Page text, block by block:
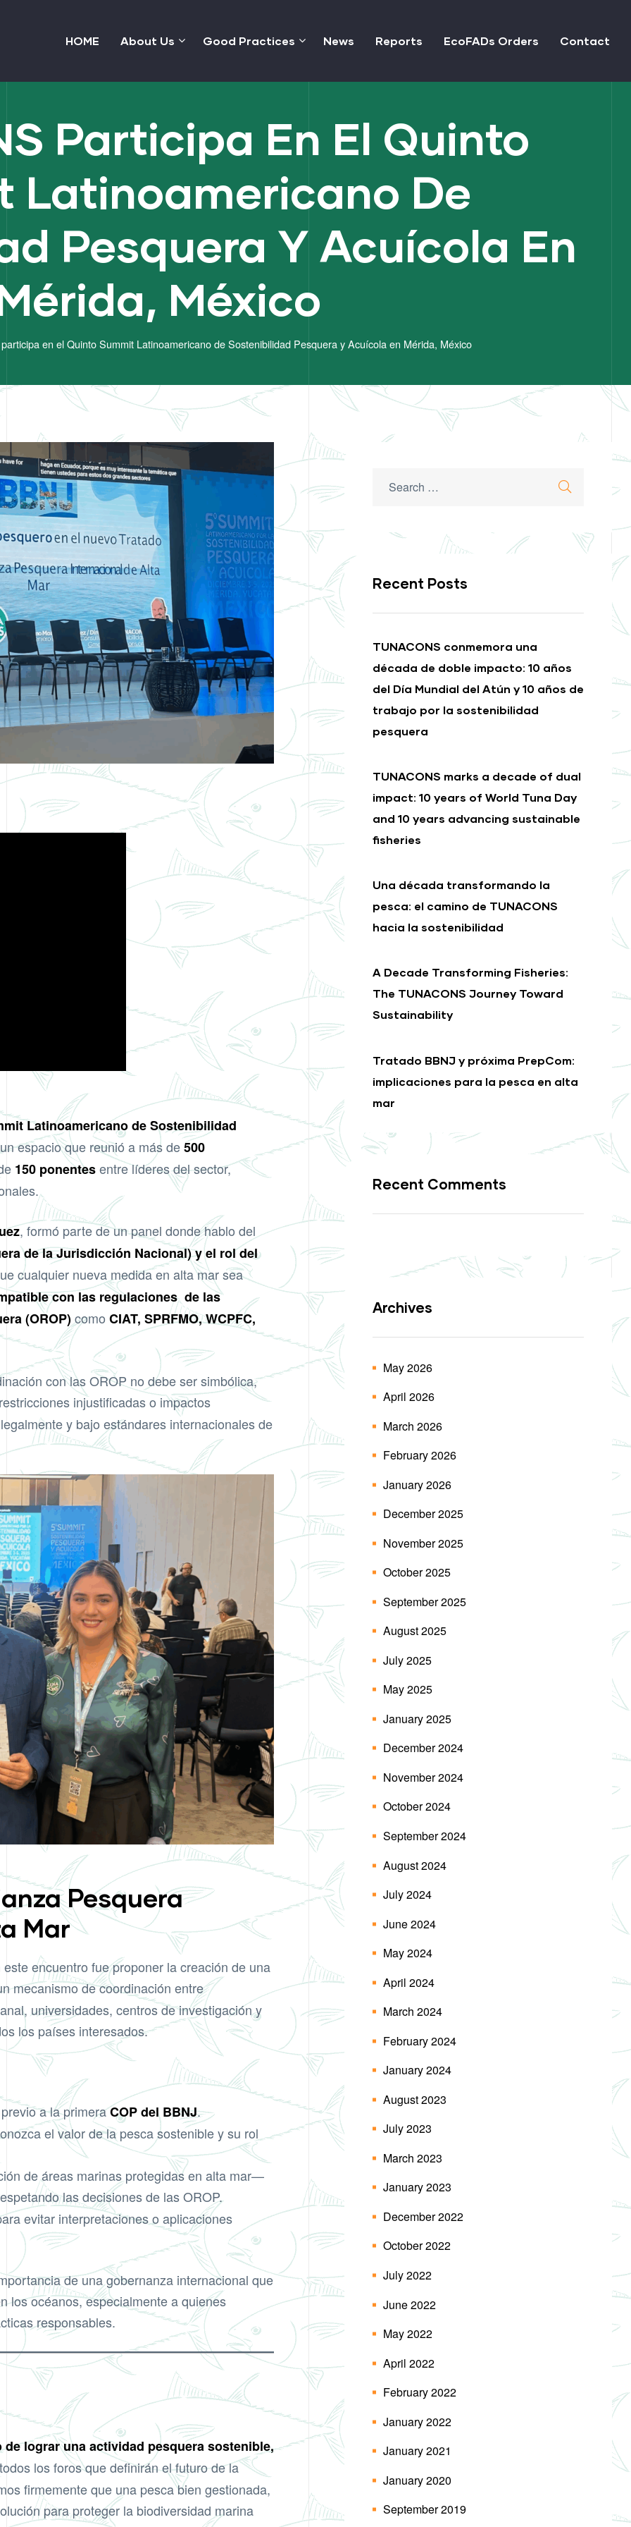
HOME About Us Good Practices News Reports EcoFADs Orders Contact
Participa En El Quinto
Latinoamericano De
Pesquera Y Acuícola En
México
en el Quinto Summit Latinoamericano de Sostenibilidad Pesquera y Acuícola en Mérida, México
Latinoamericano de Sostenibilidad
espacio que reunió a más de500
150 ponentesentre líderes del sector,
, formó parte de un panel donde hablo del
de la Jurisdicción Nacional) y el rol del
cualquier nueva medida en alta mar sea
con las regulaciones de las
(OROP)como CIAT, SPRFMO, WCPFC,
con las OROP no debe ser simbólica,
injustificadas o impactos
y bajo estándares internacionales de
Pesquera
Mar
encuentro fue proponer la creación de una
mecanismo de coordinación entre
universidades, centros de investigación y
los países interesados.
previo a la primeraCOP del BBNJ.
el valor de la pesca sostenible y su rol
de áreas marinas protegidas en alta mar—
las decisiones de las OROP.
evitar interpretaciones o aplicaciones
de una gobernanza internacional que
los océanos, especialmente a quienes
responsables.
lograr una actividad pesquera sostenible,
los foros que definirán el futuro de la
firmemente que una pesca bien gestionada,
para proteger la biodiversidad marina
Search
Recent Posts
TUNACONS conmemora una
década de doble impacto: 10 años
del Día Mundial del Atún y 10 años de
trabajo por la sostenibilidad
pesquera
TUNACONS marks a decade of dual
impact: 10 years of World Tuna Day
and 10 years advancing sustainable
fisheries
Una década transformando la
pesca: el camino de TUNACONS
hacia la sostenibilidad
A Decade Transforming Fisheries:
The TUNACONS Journey Toward
Sustainability
Tratado BBNJ y próxima PrepCom:
implicaciones para la pesca en alta
mar
Recent Comments
Archives
May 2026
April 2026
March 2026
February 2026
January 2026
December 2025
November 2025
October 2025
September 2025
August 2025
July 2025
May 2025
January 2025
December 2024
November 2024
October 2024
September 2024
August 2024
July 2024
June 2024
May 2024
April 2024
March 2024
February 2024
January 2024
August 2023
July 2023
March 2023
January 2023
December 2022
October 2022
July 2022
June 2022
May 2022
April 2022
February 2022
January 2022
January 2021
January 2020
September 2019